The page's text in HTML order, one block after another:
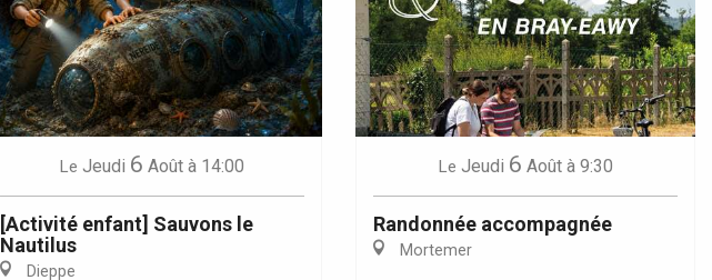
Le Jeudi 6 Août à 14:00
[Activité enfant] Sauvons le
Nautilus
Dieppe
Le Jeudi 6 Août à 9:30
Randonnée accompagnée
Mortemer